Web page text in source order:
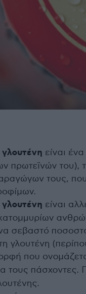
γλουτένη είναι
πρωτεϊνών του),
τους, που
γλουτένη είναι
σεβαστό
γλουτένη
που
τους πάσχοντες.